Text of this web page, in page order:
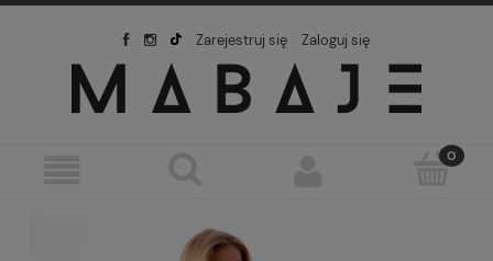
Zarejestruj się Zaloguj się